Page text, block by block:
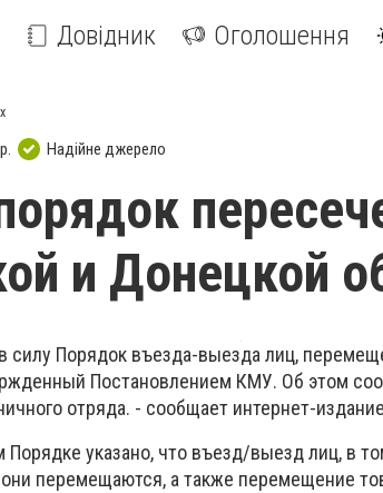
Довідник Оголошення
Надійне джерело
и Донецкой
силу Порядок въезда-выезда лиц,
Постановлением КМУ. Об этом
отряда. - сообщает интернет-
Порядке указано, что въезд/выезд лиц, в
перемещаются, а также перемещение